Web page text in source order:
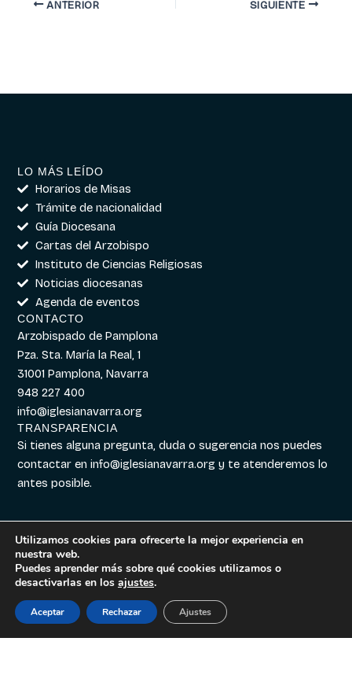
ANTERIOR SIGUIENTE
LO MÁS LEÍDO
Horarios de Misas
Trámite de nacionalidad
Guía Diocesana
Cartas del Arzobispo
Instituto de Ciencias Religiosas
Noticias diocesanas
Agenda de eventos
CONTACTO
Arzobispado de Pamplona
Pza. Sta. María la Real, 1
31001 Pamplona, Navarra
948 227 400
info@iglesianavarra.org
TRANSPARENCIA
Si tienes alguna pregunta, duda o sugerencia nos puedes
contactar eninfo@iglesianavarra.org y te atenderemos lo
antes posible.
Aviso legal|
Cookies|Política de
Utilizamos cookies para ofrecerte la mejor experiencia en
nuestra web.
Puedes aprender más sobre qué cookies utilizamos o
desactivarlas en los ajustes.
Aceptar Rechazar Ajustes